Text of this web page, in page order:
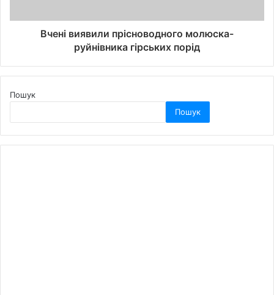
Вчені виявили прісноводного молюска-
руйнівника гірських порід
Пошук
Пошук